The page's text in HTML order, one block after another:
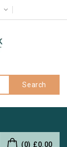
Search
(0) £0.00